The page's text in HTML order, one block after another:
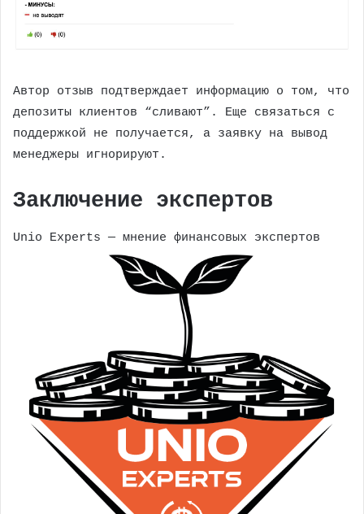
Автор отзыв подтверждает информацию о том, что
депозиты клиентов “сливают”. Еще связаться с
поддержкой не получается, а заявку на вывод
менеджеры игнорируют.
Заключение экспертов
Unio Experts — мнение финансовых экспертов